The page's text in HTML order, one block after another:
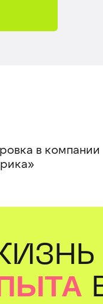
в компании